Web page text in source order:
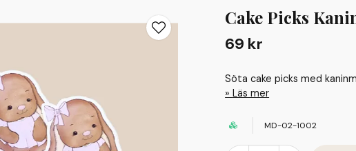
Cake Picks
69 kr
Söta cake picks med
Läs mer
MD-02-1002